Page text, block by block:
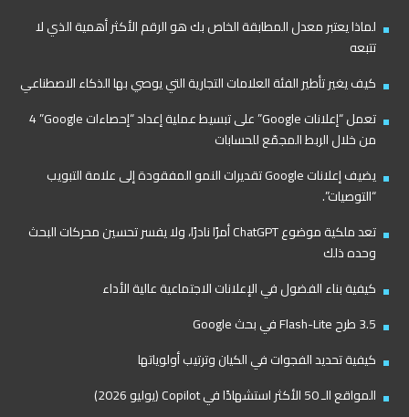
لماذا يعتبر معدل المطابقة الخاص بك هو الرقم الأكثر أهمية الذي لا
تتبعه
كيف يغير تأطير الفئة العلامات التجارية التي يوصي بها الذكاء الاصطناعي
تعمل “إعلانات Google” على تبسيط عملية إعداد “إحصاءات Google”‏ 4
من خلال الربط المجمّع للحسابات
يضيف إعلانات Google تقديرات النمو المفقودة إلى علامة التبويب
“التوصيات”.
تعد ملكية موضوع ChatGPT أمرًا نادرًا، ولا يفسر تحسين محركات البحث
وحده ذلك
كيفية بناء الفضول في الإعلانات الاجتماعية عالية الأداء
3.5 طرح Flash-Lite في بحث Google
كيفية تحديد الفجوات في الكيان وترتيب أولوياتها
المواقع الـ 50 الأكثر استشهادًا في Copilot (يوليو 2026)